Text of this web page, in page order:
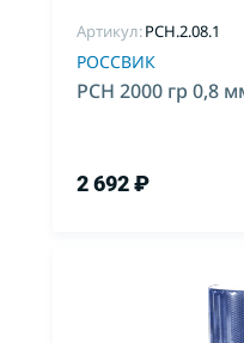
Артикул:PCH.2.08.1
РОССВИК
РСН 2000 гр 0,8
2 692 ₽